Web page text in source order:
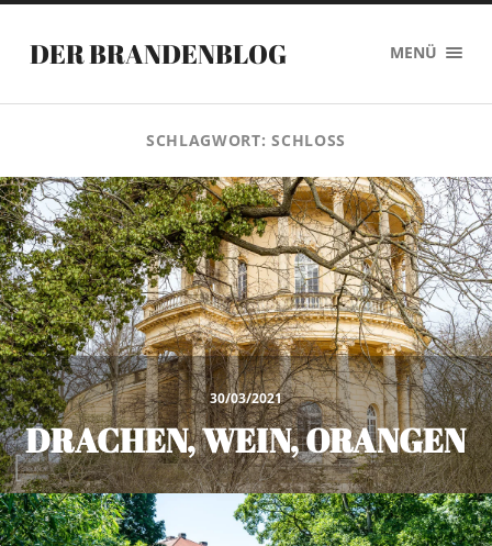
DER BRANDENBLOG MENÜ
SCHLAGWORT:SCHLOSS
30/03/2021
DRACHEN, WEIN, ORANGEN